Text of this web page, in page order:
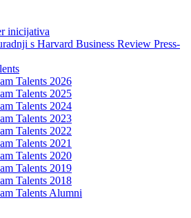
inicijativa
s Harvard Business Review Press-
Talents 2026
Talents 2025
Talents 2024
Talents 2023
Talents 2022
Talents 2021
Talents 2020
Talents 2019
Talents 2018
Talents Alumni